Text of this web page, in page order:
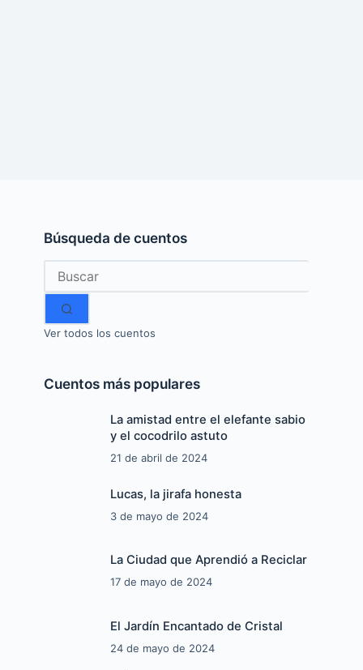
Búsqueda de cuentos
Sin
resultados
Ver todos los cuentos
Cuentos más populares
La amistad entre el elefante sabio
y el cocodrilo astuto
21 de abril de 2024
Lucas, la jirafa honesta
3 de mayo de 2024
La Ciudad que Aprendió a Reciclar
17 de mayo de 2024
El Jardín Encantado de Cristal
24 de mayo de 2024